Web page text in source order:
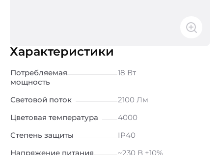
Характеристики
Потребляемая
мощность
18 Вт
Световой поток
2100 Лм
Цветовая температура
4000
Степень защиты
IP40
Напряжение питания
~230 В ±10%